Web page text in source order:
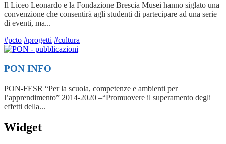
Il Liceo Leonardo e la Fondazione Brescia Musei hanno siglato una
convenzione che consentirà agli studenti di partecipare ad una serie
di eventi, ma...
#pcto #progetti #cultura
PON INFO
PON-FESR “Per la scuola, competenze e ambienti per
l’apprendimento” 2014-2020 –“Promuovere il superamento degli
effetti della...
Widget